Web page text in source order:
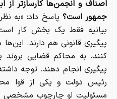
اصناف و انجمن‌ها کارسازتر
جمهور است؟ پاسخ داد: «به
بیانیه فقط یک بخش کار
پیگیری قانونی هم دارند.
کنند، به محاکم قضایی بروند
پیگیری انجام دهند. توجه
رئیس دولت و یکی از قوا
مسئولیت او چارچوب مشخصی